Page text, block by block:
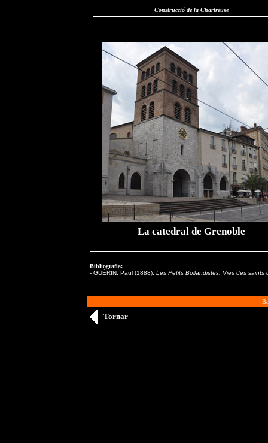
Construcció de la Chartreuse
La catedral de Grenoble
Bibliografia:
- GUÉRIN, Paul (1888). Les Petits Bollandistes. Vies des saints
Tornar